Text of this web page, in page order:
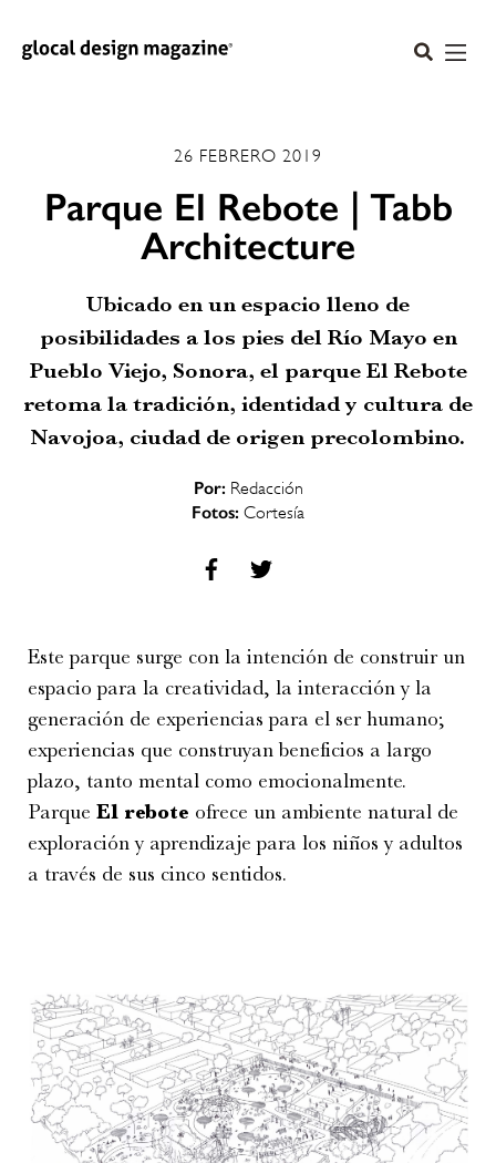
26 FEBRERO 2019
Parque El Rebote | Tabb
Architecture
Ubicado en un espacio lleno de
posibilidades a los pies del Río Mayo en
Pueblo Viejo, Sonora, el parque El Rebote
retoma la tradición, identidad y cultura de
Navojoa, ciudad de origen precolombino.
Por: Redacción
Fotos: Cortesía
Este parque surge con la intención de construir un
espacio para la creatividad, la interacción y la
generación de experiencias para el ser humano;
experiencias que construyan beneficios a largo
plazo, tanto mental como emocionalmente.
Parque El rebote ofrece un ambiente natural de
exploración y aprendizaje para los niños y adultos
a través de sus cinco sentidos.